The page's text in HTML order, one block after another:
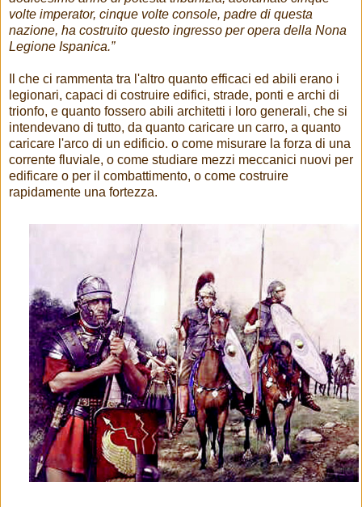
volte imperator, cinque volte console, padre di questa
nazione, ha costruito questo ingresso per opera della Nona
Legione Ispanica.”
Il che ci rammenta tra l'altro quanto efficaci ed abili erano i
legionari, capaci di costruire edifici, strade, ponti e archi di
trionfo, e quanto fossero abili architetti i loro generali, che si
intendevano di tutto, da quanto caricare un carro, a quanto
caricare l'arco di un edificio. o come misurare la forza di una
corrente fluviale, o come studiare mezzi meccanici nuovi per
edificare o per il combattimento, o come costruire
rapidamente una fortezza.